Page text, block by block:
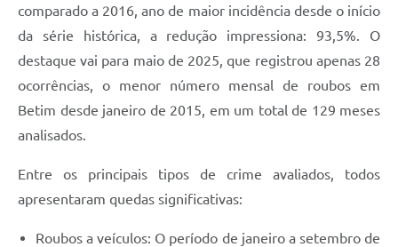
comparado a 2016, ano de maior incidência desde o início
da série histórica, a redução impressiona: 93,5%. O
destaque vai para maio de 2025, que registrou apenas 28
ocorrências, o menor número mensal de roubos em
Betim desde janeiro de 2015, em um total de 129 meses
analisados.
Entre os principais tipos de crime avaliados, todos
apresentaram quedas significativas:
Roubos a veículos: O período de janeiro a setembro de